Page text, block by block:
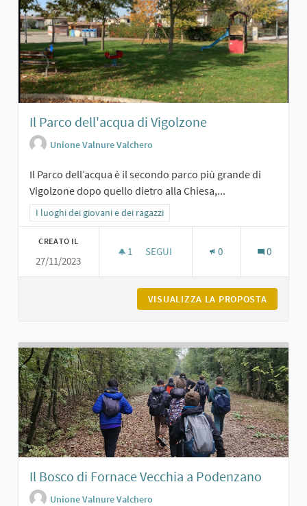
Il Parco dell'acqua di Vigolzone
Unione Valnure Valchero
Il Parco dell’acqua è il secondo parco più grande di
Vigolzone dopo quello dietro alla Chiesa,...
Filtra i risultati per categoria: I luoghi dei giovani e dei ragazzi
I luoghi dei giovani e dei ragazzi
CREATO IL
27/11/2023
1 1 SOSTENITORI
SEGUI 0 0
VISUALIZZA LA PROPOSTA
Il Bosco di Fornace Vecchia a Podenzano
Unione Valnure Valchero